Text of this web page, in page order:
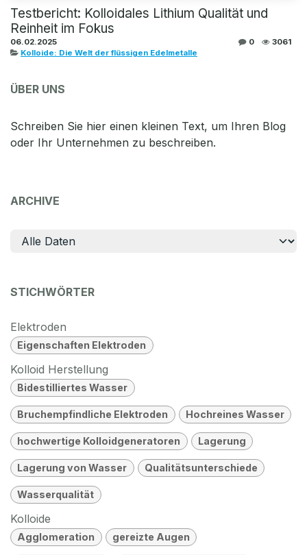
Testbericht: Kolloidales Lithium Qualität und
Reinheit im Fokus
06.02.2025 0
3061
Kolloide: Die Welt der flüssigen Edelmetalle
ÜBER UNS
Schreiben Sie hier einen kleinen Text, um Ihren Blog
oder Ihr Unternehmen zu beschreiben.
ARCHIVE
STICHWÖRTER
Elektroden
Eigenschaften Elektroden
Kolloid Herstellung
Bidestilliertes Wasser
Bruchempfindliche Elektroden Hochreines Wasser
hochwertige Kolloidgeneratoren Lagerung
Lagerung von Wasser Qualitätsunterschiede
Wasserqualität
Kolloide
Agglomeration gereizte Augen